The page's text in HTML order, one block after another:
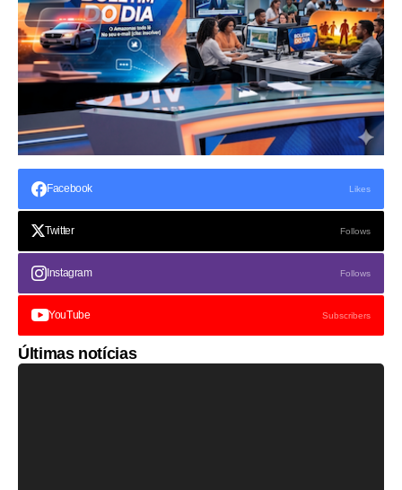
Facebook Likes
Twitter Follows
Instagram Follows
YouTube Subscribers
Últimas notícias